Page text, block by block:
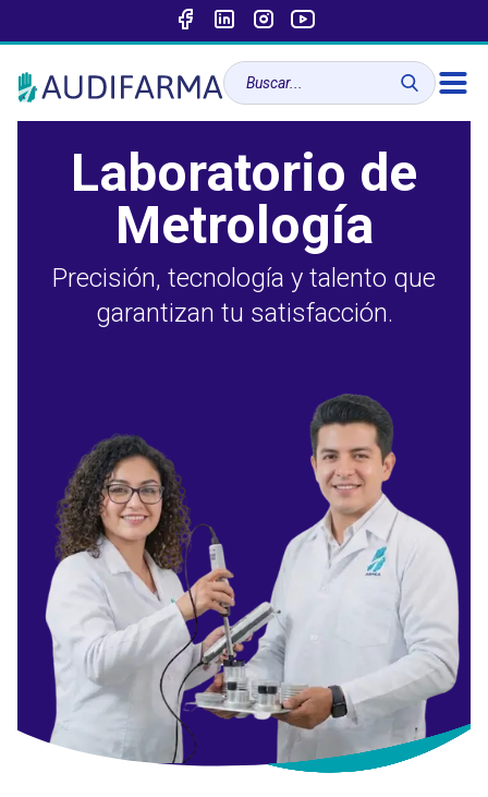
Laboratorio de
Metrología
Precisión, tecnología y talento que
garantizan tu satisfacción.